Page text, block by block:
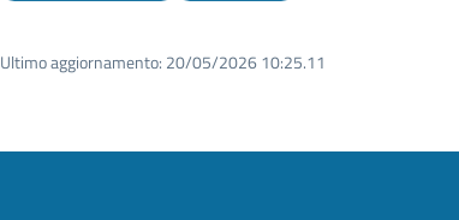
Ultimo aggiornamento: 20/05/2026 10:25.11